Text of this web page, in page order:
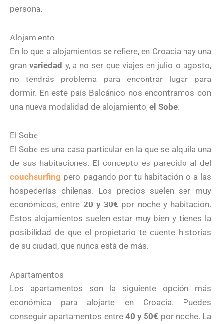
persona.
Alojamiento
En lo que a alojamientos se refiere, en Croacia hay una
granvariedad y, a no ser que viajes en julio o agosto,
no tendrás problema para encontrar lugar para
dormir. En este país Balcánico nos encontramos con
una nueva modalidad de alojamiento, el Sobe.
El Sobe
El Sobe es una casa particular en la que se alquila una
de sus habitaciones. El concepto es parecido al del
couchsurfing pero pagando por tu habitación o a las
hospederías chilenas. Los precios suelen ser muy
económicos, entre 20 y 30€ por noche y habitación.
Estos alojamientos suelen estar muy bien y tienes la
posibilidad de que el propietario te cuente historias
de su ciudad, que nunca está de más.
Apartamentos
Los apartamentos son la siguiente opción más
económica para alojarte en Croacia. Puedes
conseguir apartamentos entre 40 y 50€ por noche. La